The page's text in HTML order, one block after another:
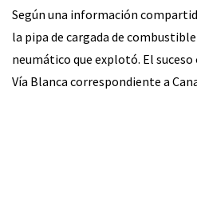
Según una información
la pipa de cargada de
neumático que explotó. El
Vía Blanca correspondiente a